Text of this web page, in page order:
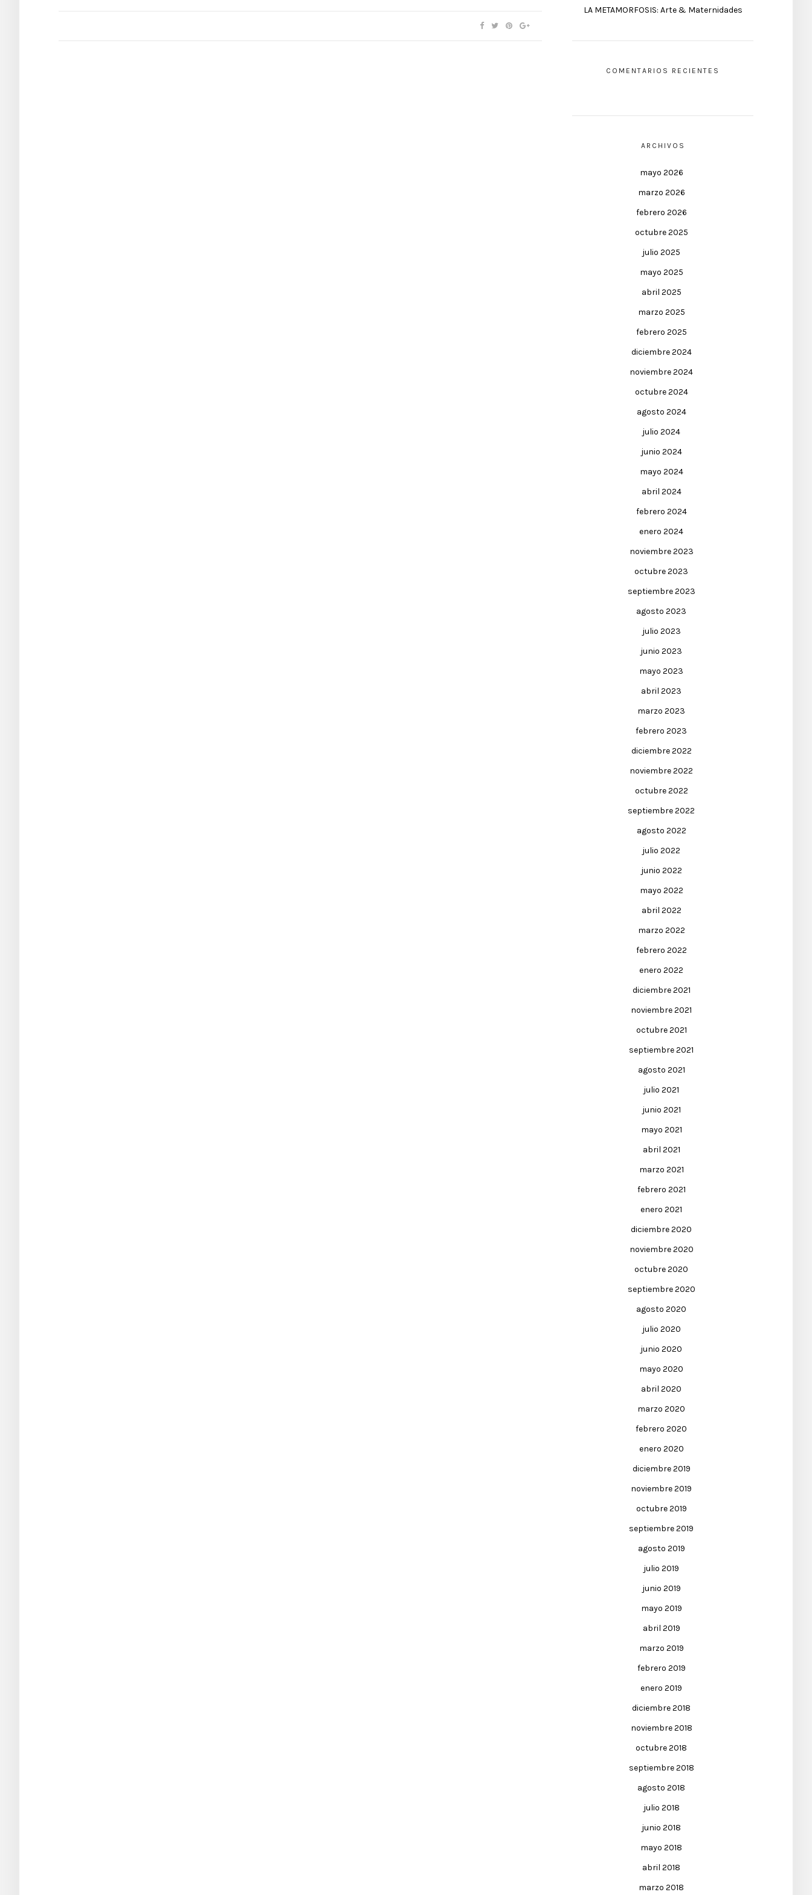
LA METAMORFOSIS: Arte & Maternidades
COMENTARIOS RECIENTES
ARCHIVOS
mayo 2026
marzo 2026
febrero 2026
octubre 2025
julio 2025
mayo 2025
abril 2025
marzo 2025
febrero 2025
diciembre 2024
noviembre 2024
octubre 2024
agosto 2024
julio 2024
junio 2024
mayo 2024
abril 2024
febrero 2024
enero 2024
noviembre 2023
octubre 2023
septiembre 2023
agosto 2023
julio 2023
junio 2023
mayo 2023
abril 2023
marzo 2023
febrero 2023
diciembre 2022
noviembre 2022
octubre 2022
septiembre 2022
agosto 2022
julio 2022
junio 2022
mayo 2022
abril 2022
marzo 2022
febrero 2022
enero 2022
diciembre 2021
noviembre 2021
octubre 2021
septiembre 2021
agosto 2021
julio 2021
junio 2021
mayo 2021
abril 2021
marzo 2021
febrero 2021
enero 2021
diciembre 2020
noviembre 2020
octubre 2020
septiembre 2020
agosto 2020
julio 2020
junio 2020
mayo 2020
abril 2020
marzo 2020
febrero 2020
enero 2020
diciembre 2019
noviembre 2019
octubre 2019
septiembre 2019
agosto 2019
julio 2019
junio 2019
mayo 2019
abril 2019
marzo 2019
febrero 2019
enero 2019
diciembre 2018
noviembre 2018
octubre 2018
septiembre 2018
agosto 2018
julio 2018
junio 2018
mayo 2018
abril 2018
marzo 2018